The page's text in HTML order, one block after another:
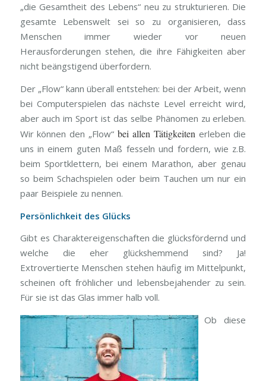
„die Gesamtheit des Lebens“ neu zu strukturieren. Die
gesamte Lebenswelt sei so zu organisieren, dass
Menschen immer wieder vor neuen
Herausforderungen stehen, die ihre Fähigkeiten aber
nicht beängstigend überfordern.
Der „Flow“ kann überall entstehen: bei der Arbeit, wenn
bei Computerspielen das nächste Level erreicht wird,
aber auch im Sport ist das selbe Phänomen zu erleben.
Wir können den „Flow“ bei allen Tätigkeiten erleben die
uns in einem guten Maß fesseln und fordern, wie z.B.
beim Sportklettern, bei einem Marathon, aber genau
so beim Schachspielen oder beim Tauchen um nur ein
paar Beispiele zu nennen.
Persönlichkeit des Glücks
Gibt es Charaktereigenschaften die glücksfördernd und
welche die eher glückshemmend sind? Ja!
Extrovertierte Menschen stehen häufig im Mittelpunkt,
scheinen oft fröhlicher und lebensbejahender zu sein.
Für sie ist das Glas immer halb voll.
Ob diese